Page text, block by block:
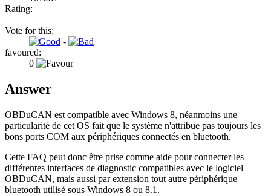
Rating:
Vote for this:
-
favoured:
0
Answer
OBDuCAN est compatible avec Windows 8, néanmoins une
particularité de cet OS fait que le système n'attribue pas toujours les
bons ports COM aux périphériques connectés en bluetooth.
Cette FAQ peut donc être prise comme aide pour connecter les
différentes interfaces de diagnostic compatibles avec le logiciel
OBDuCAN, mais aussi par extension tout autre périphérique
bluetooth utilisé sous Windows 8 ou 8.1.